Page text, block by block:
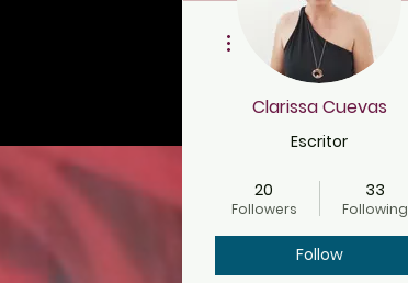
Clarissa Cuevas
Escritor
Miembro FUNDADOR
20
Followers
33
Following
Follow
More actions